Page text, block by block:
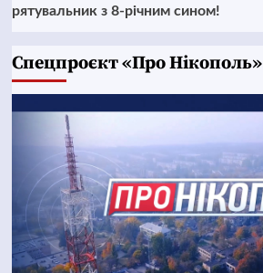
рятувальник з 8-річним сином!
Cпецпроєкт «Про Нікополь»